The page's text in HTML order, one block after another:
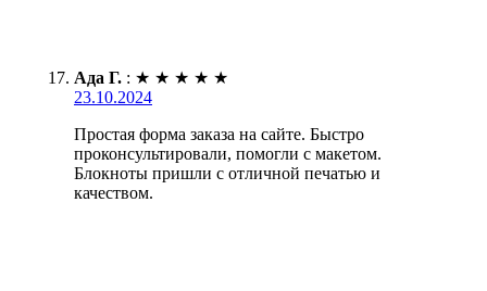
Ада Г. : ★ ★ ★ ★ ★
23.10.2024
Простая форма заказа на сайте. Быстро
проконсультировали, помогли с макетом.
Блокноты пришли с отличной печатью и
качеством.